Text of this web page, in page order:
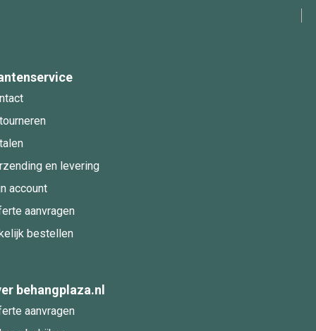
en levering
account
aanvragen
bestellen
behangplaza.nl
aanvragen